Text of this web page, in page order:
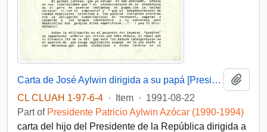
Carta de José Aylwin dirigida a su papá [Presidente de la República]
CL CLUAH 1-97-6-4 · Item · 1991-08-22
Part of Presidente Patricio Aylwin Azócar (1990-1994)
carta del hijo del Presidente de la República dirigida a